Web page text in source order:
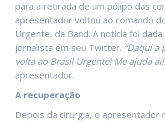
para a retirada de um pólipo das
apresentador voltou ao comando
Urgente, da Band. A notícia foi
jornalista em seu Twitter. “Daqui a
volta ao Brasil Urgente! Me ajuda
apresentador.
A recuperação
Depois da cirurgia, o apresentador